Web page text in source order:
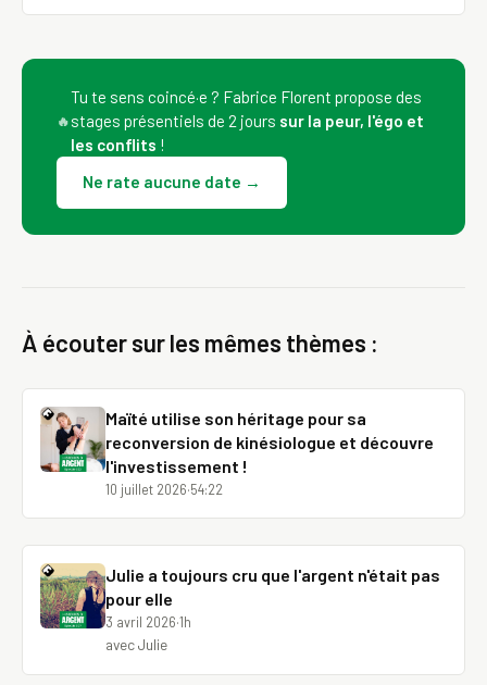
🔥
Tu te sens coincé·e ? Fabrice Florent propose des
stages présentiels de 2 jours sur la peur, l'égo et
les conflits !
Ne rate aucune date →
À écouter sur les mêmes thèmes :
Maïté utilise son héritage pour sa
reconversion de kinésiologue et découvre
l'investissement !
10 juillet 2026·54:22
Julie a toujours cru que l'argent n'était pas
pour elle
3 avril 2026·1h
avec Julie